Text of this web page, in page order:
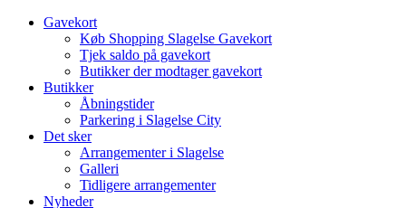
Gavekort
Køb Shopping Slagelse Gavekort
Tjek saldo på gavekort
Butikker der modtager gavekort
Butikker
Åbningstider
Parkering i Slagelse City
Det sker
Arrangementer i Slagelse
Galleri
Tidligere arrangementer
Nyheder